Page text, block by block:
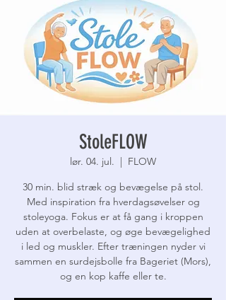
StoleFLOW
lør. 04. jul.
  |
FLOW
30 min. blid stræk og bevægelse på stol.
Med inspiration fra hverdagsøvelser og
stoleyoga. Fokus er at få gang i kroppen
uden at overbelaste, og øge bevægelighed
i led og muskler. Efter træningen nyder vi
sammen en surdejsbolle fra Bageriet (Mors),
og en kop kaffe eller te.